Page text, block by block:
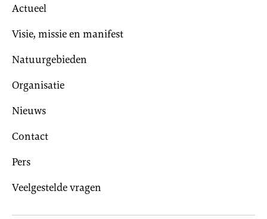
Actueel
Visie, missie en manifest
Natuurgebieden
Organisatie
Nieuws
Contact
Pers
Veelgestelde vragen